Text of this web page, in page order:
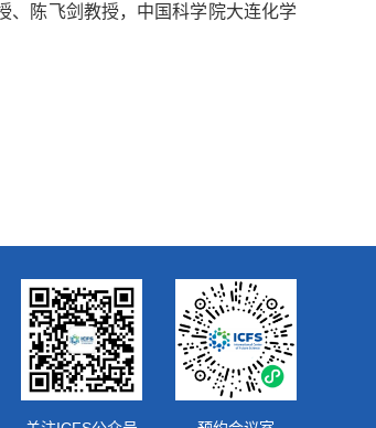
、陈飞剑教授，中国科学院大连化学